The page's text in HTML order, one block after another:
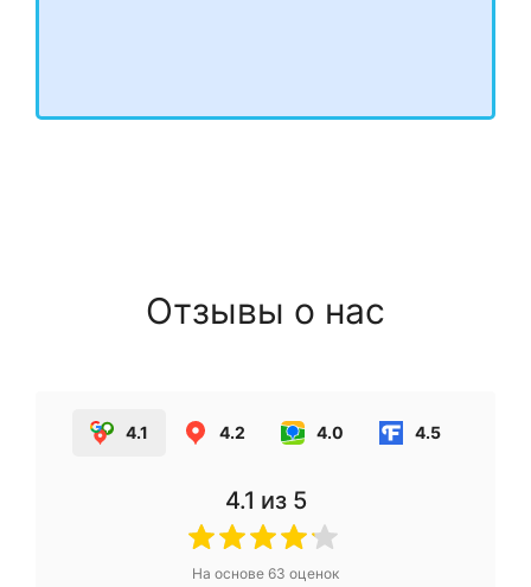
Отзывы о нас
4.1 4.2 4.0 4.5
4.1 из 5
На основе 63 оценок